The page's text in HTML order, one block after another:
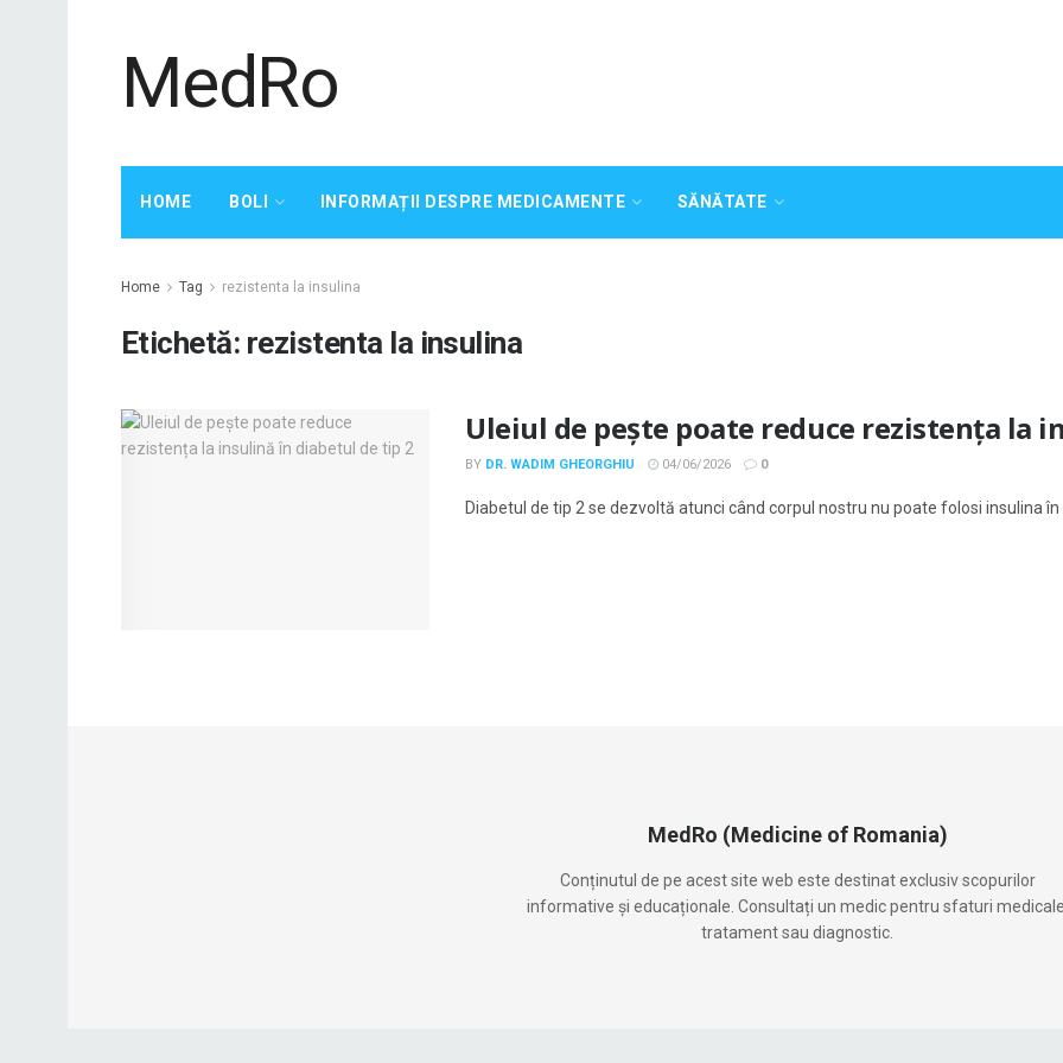
MedRo
HOME BOLI INFORMAȚII DESPRE MEDICAMENTE SĂNĂTATE
Home Tag rezistenta la insulina
Etichetă: rezistenta la insulina
Uleiul de pește poate reduce rezistența la
BY DR. WADIM GHEORGHIU 04/06/2026 0
Diabetul de tip 2 se dezvoltă atunci când corpul nostru nu poate folosi insulina
MedRo (Medicine of Romania)
Conținutul de pe acest site web este destinat exclusiv scopurilor
informative și educaționale. Consultați un medic pentru sfaturi
tratament sau diagnostic.